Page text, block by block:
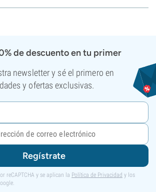
de descuento en tu primer
newsletter y sé el primero en
y ofertas exclusivas.
Regístrate
reCAPTCHA y se aplican la Política de Privacidad y los